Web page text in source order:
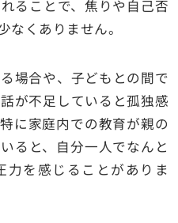
ることで、焦りや自己否
なくありません。
場合や、子どもとの間で
が不足していると孤独感
に家庭内での教育が親の
ると、自分一人でなんと
力を感じることがありま